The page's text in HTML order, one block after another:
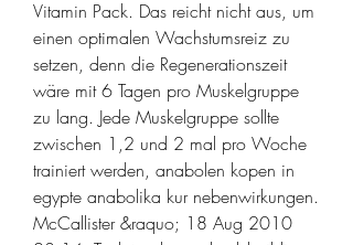
Vitamin Pack. Das reicht nicht aus, um
einen optimalen Wachstumsreiz zu
setzen, denn die Regenerationszeit
wäre mit 6 Tagen pro Muskelgruppe
zu lang. Jede Muskelgruppe sollte
zwischen 1,2 und 2 mal pro Woche
trainiert werden, anabolen kopen in
egypte anabolika kur nebenwirkungen.
McCallister &raquo; 18 Aug 2010